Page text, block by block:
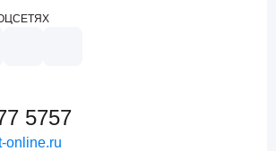
5757
online.ru